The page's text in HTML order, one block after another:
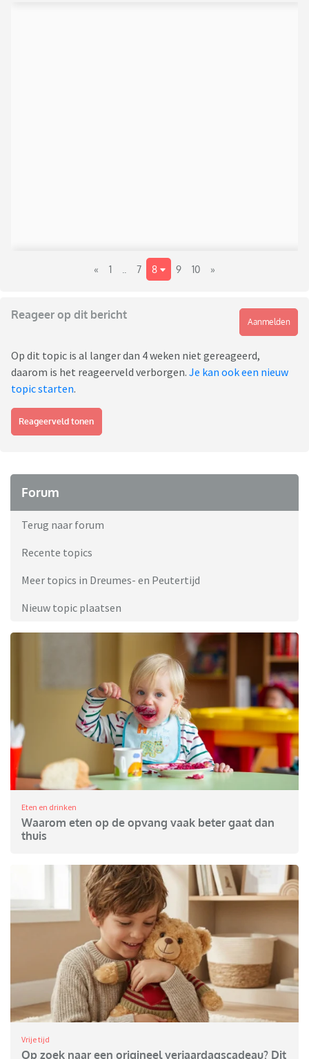
« 1 7 8 9 10 »
Reageer op dit bericht
Aanmelden
Op dit topic is al langer dan 4 weken niet gereageerd,
daarom is het reageerveld verborgen. Je kan ook een nieuw
topic starten.
Reageerveld tonen
Forum
Terug naar forum
Recente topics
Meer topics in Dreumes- en Peutertijd
Nieuw topic plaatsen
Eten en drinken
Waarom eten op de opvang vaak beter gaat dan
thuis
Vrije tijd
Op zoek naar een origineel verjaardagscadeau? Dit